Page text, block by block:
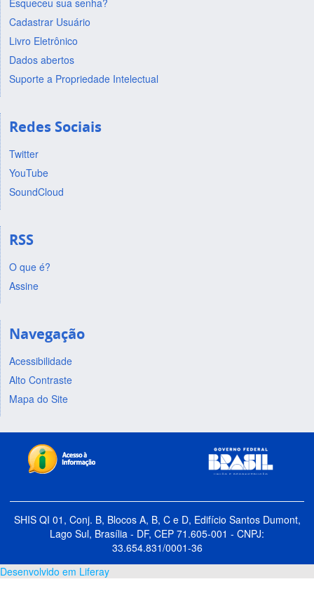
Esqueceu sua senha?
Cadastrar Usuário
Livro Eletrônico
Dados abertos
Suporte a Propriedade Intelectual
Redes Sociais
Twitter
YouTube
SoundCloud
RSS
O que é?
Assine
Navegação
Acessibilidade
Alto Contraste
Mapa do Site
SHIS QI 01, Conj. B, Blocos A, B, C e D, Edifício Santos Dumont,
Lago Sul, Brasília - DF, CEP 71.605-001 - CNPJ:
33.654.831/0001-36
Desenvolvido em Liferay